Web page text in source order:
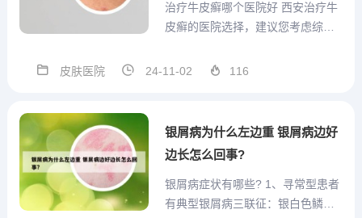
治疗牛皮癣哪个医院好 西安治疗牛
皮癣的医院选择，建议您考虑综合
一附属医院皮肤科、西安市中心医
学、个性化的治疗方案。目前，治
括...
皮肤医院 24-11-02 116
银屑病为什么左边重 银屑病边好
边长怎么回事?
银屑病症状有哪些? 1、寻常型患者
有典型银屑病三联征：银白色鳞